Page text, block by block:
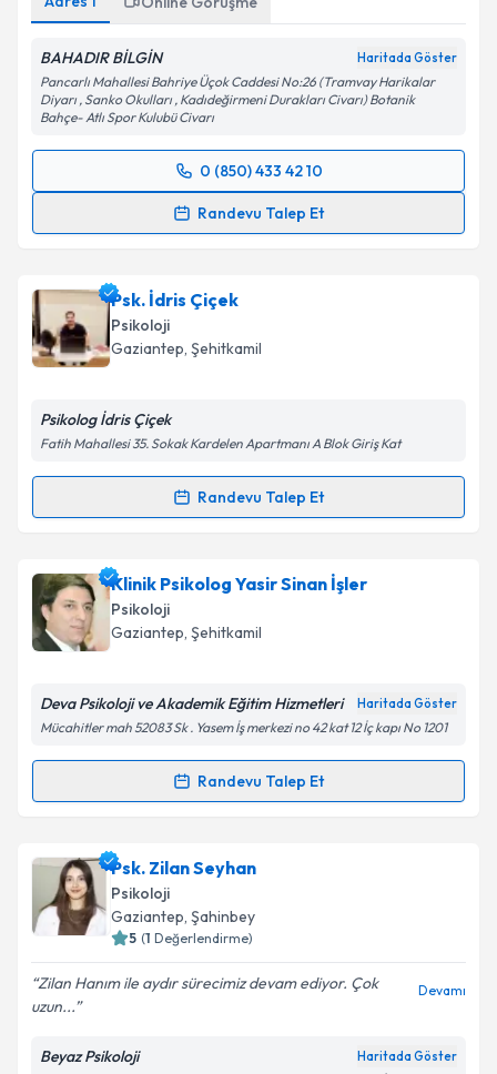
BAHADIR BİLGİN Haritada Göster
Pancarlı Mahallesi Bahriye Üçok Caddesi No:26 (Tramvay Harikalar
Diyarı , Sanko Okulları , Kadıdeğirmeni Durakları Civarı) Botanik
Bahçe- Atlı Spor Kulubü Civarı
0 (850) 433 42 10
Randevu Talep Et
Randevu Takvimi Talebi
takvim hazırlandığında e-posta ile bilgilendireceğiz.
E-posta Adresiniz
Kişisel verilerimin işlenmesine ilişkinAydınlatma
Metni'ni okudum ve kişisel verilerimin belirtilen
kapsamda işlenmesini kabul ediyorum.
Psk. İdris Çiçek
Psikoloji
Gaziantep, Şehitkamil
Psikolog İdris Çiçek
Fatih Mahallesi 35. Sokak Kardelen Apartmanı A Blok Giriş Kat
Randevu Talep Et
Randevu Takvimi Talebi
Psk. İdris Çiçekiçin randevu takvimi talebi oluşturun.
Size bu uzmandan randevu almanız için bir takvim
hazırlandığında e-posta ile bilgilendireceğiz.
Kişisel verilerimin işlenmesine ilişkin
Metni'ni okudum ve kişisel verilerimin belirtilen
Takvim Talebini Gönder
Klinik Psikolog Yasir Sinan İşler
Psikoloji
Gaziantep, Şehitkamil
Deva Psikoloji ve Akademik Eğitim Hizmetleri Haritada Göster
Mücahitler mah 52083 Sk . Yasem İş merkezi no 42 kat 12 İç kapı No 1201
Randevu Talep Et
Randevu Takvimi Talebi
Klinik Psikolog Yasir Sinan İşler
takvimi talebi oluşturun. Size bu uzmandan randevu
almanız için bir takvim hazırlandığında e-posta ile
bilgilendireceğiz.
E-posta Adresiniz
Psk. Zilan Seyhan
Psikoloji
Gaziantep, Şahinbey
5 (1 Değerlendirme)
Zilan Hanım ile aydır sürecimiz devam ediyor. Çok
uzun...
Devamı
Beyaz Psikoloji Haritada Göster